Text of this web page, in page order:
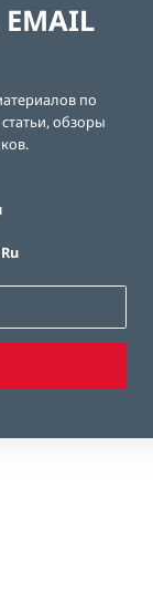
по
обзоры